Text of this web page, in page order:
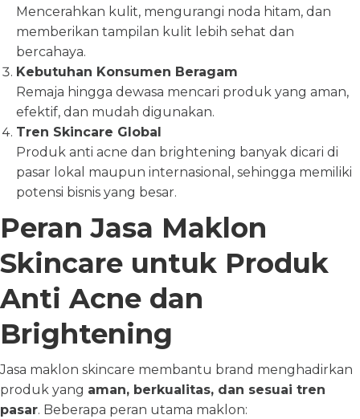
Mencerahkan kulit, mengurangi noda hitam, dan
memberikan tampilan kulit lebih sehat dan
bercahaya.
Kebutuhan Konsumen Beragam
Remaja hingga dewasa mencari produk yang aman,
efektif, dan mudah digunakan.
Tren Skincare Global
Produk anti acne dan brightening banyak dicari di
pasar lokal maupun internasional, sehingga memiliki
potensi bisnis yang besar.
Peran Jasa Maklon
Skincare untuk Produk
Anti Acne dan
Brightening
Jasa maklon skincare membantu brand menghadirkan
produk yang aman, berkualitas, dan sesuai tren
pasar. Beberapa peran utama maklon: